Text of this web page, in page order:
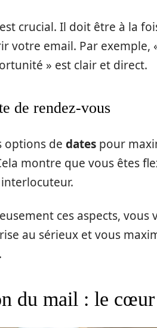
est crucial. Il doit être à la
votre email. Par exemple,
» est clair et direct.
de rendez-vous
options de dates pour
montre que vous êtes
ces aspects, vous
au sérieux et vous
du mail : le cœur